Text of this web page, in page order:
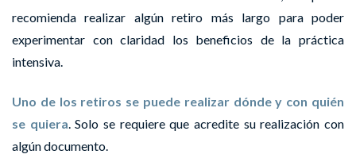
recomienda realizar algún retiro más largo para poder
experimentar con claridad los beneficios de la práctica
intensiva.
Uno de los retiros se puede realizar dónde y con quién
se quiera . Solo se requiere que acredite su realización con
algún documento.